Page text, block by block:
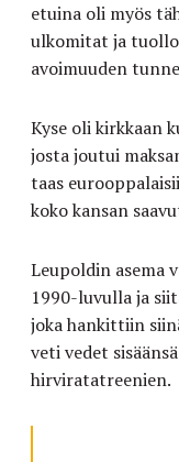
etuina oli myös
ulkomitat ja
avoimuuden
Kyse oli kirkkaan
josta joutui
taas
koko kansan
Leupoldin asema
1990-luvulla ja
joka hankittiin
veti vedet
hirviratatreenien.